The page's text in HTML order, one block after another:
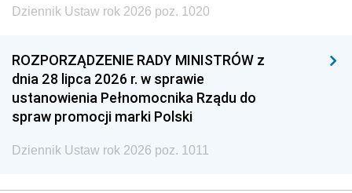
Dziennik Ustaw rok 2026 poz. 1020
ROZPORZĄDZENIE RADY MINISTRÓW z
dnia 28 lipca 2026 r. w sprawie
ustanowienia Pełnomocnika Rządu do
spraw promocji marki Polski
Dziennik Ustaw rok 2026 poz. 1011